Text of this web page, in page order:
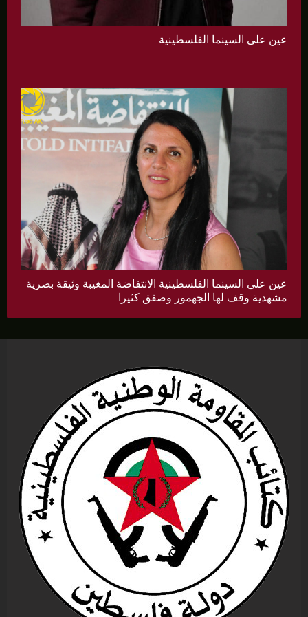
عين على السينما الفلسطينية
عين على السينما الفلسطينية الانتفاضة المغيبة وثيقة بصرية
مشهدية وقف لها الجهمور وصفق كثيرا